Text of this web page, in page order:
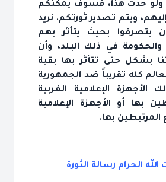
ولو حدث هذا، فسوف يمكنكم
ويتم تصدير ثورتكم. نريد
يتصرفوا بحيث يتأثر بهم
في ذلك البلد، وأن
بشكل حتى تتأثر بها بقية
كله تقريباً ضد الجمهورية
الأجهزة الإعلامية الغربية
بها أو الأجهزة الإعلامية
بها.
الحرام رسالة الثورة